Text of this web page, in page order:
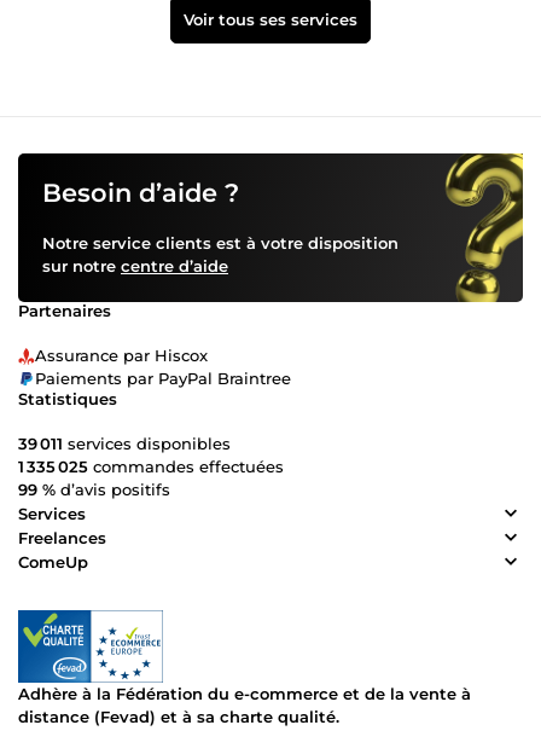
Voir tous ses services
Besoin d’aide ?
Notre service clients est à votre disposition
sur notre centre d’aide
Partenaires
Assurance par Hiscox
Paiements par PayPal Braintree
Statistiques
39 011 services disponibles
1 335 025 commandes effectuées
99 % d’avis positifs
Services
Freelances
ComeUp
Adhère à la Fédération du e-commerce et de la vente à
distance (Fevad) et à sa charte qualité.